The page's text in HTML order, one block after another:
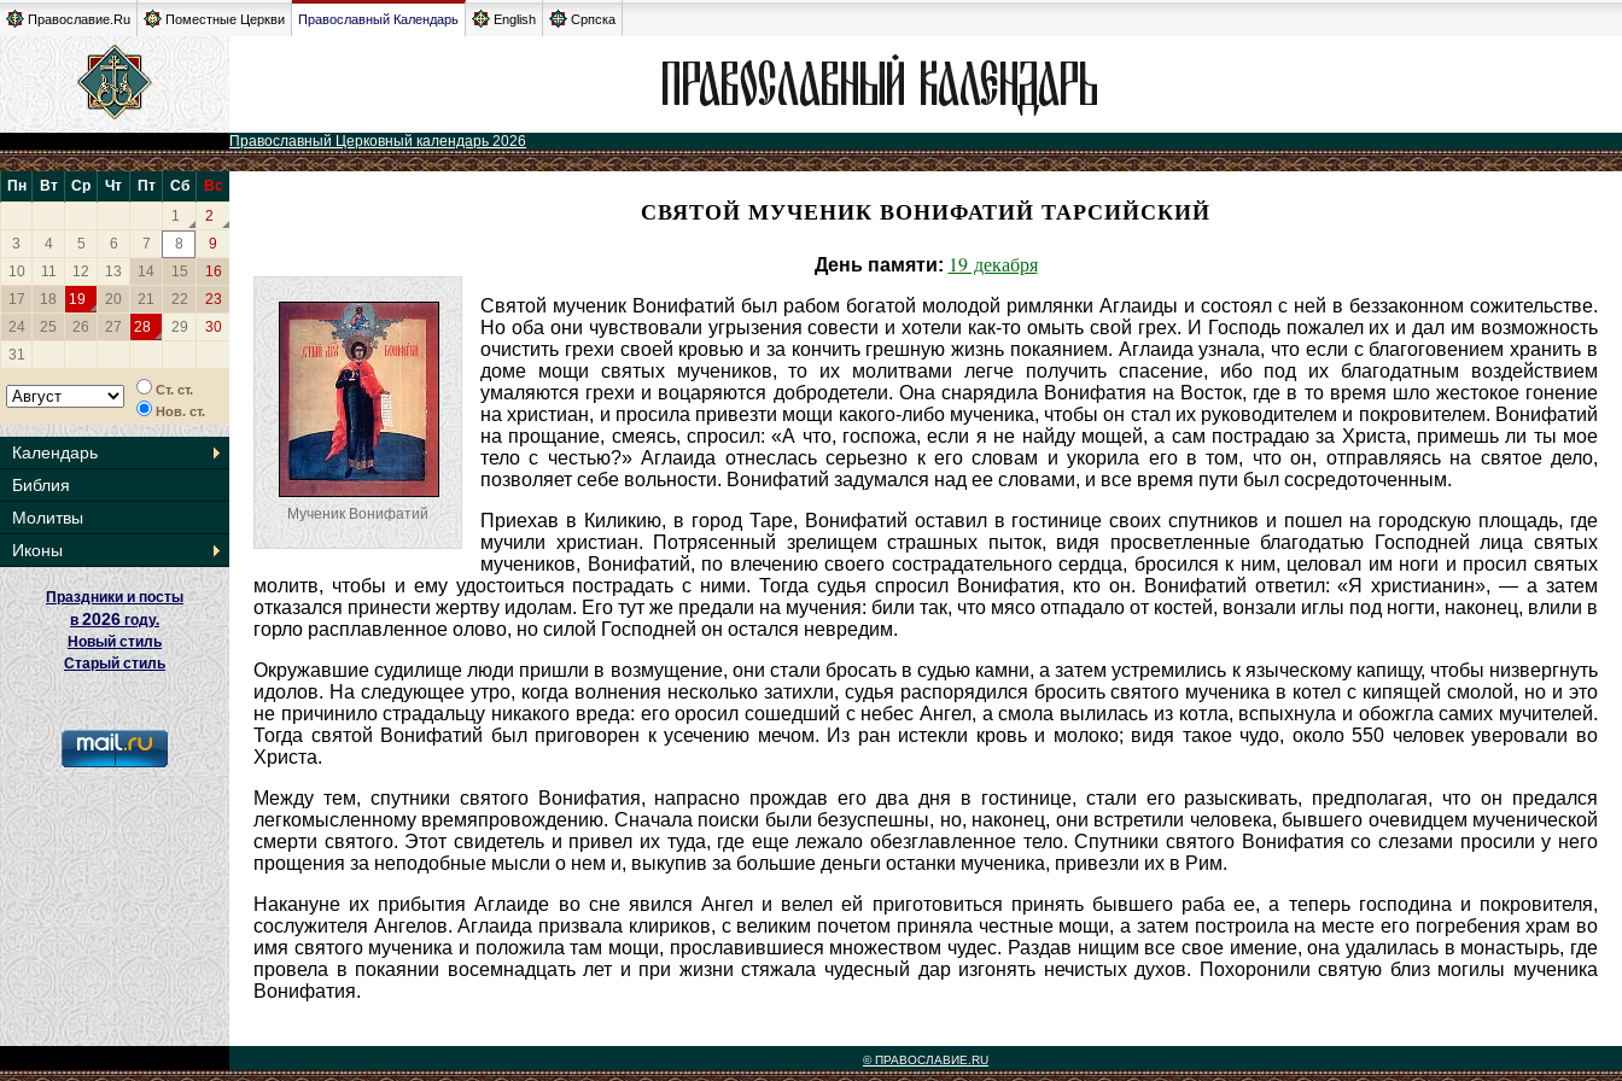
Православие.Ru Поместные Церкви Православный Календарь English Српска
Православный Церковный календарь 2026
Пн Вт Ср Чт Пт Сб
Вс
1
2
3
4 5 6 7 8
9
10
11 12 13 14 15
16
17
18 19 20 21 22
23
24
25 26 27 28 29
30
31
Ст. ст.
Нов. ст.
Календарь
Библия
Молитвы
Иконы
Праздники и посты
в 2026 году.
Новый стиль
Старый стиль
СВЯТОЙ МУЧЕНИК ВОНИФАТИЙ ТАРСИЙСКИЙ
День памяти: 19 декабря
Мученик Вонифатий
Святой мученик Вонифатий был рабом богатой молодой римлянки Аглаиды и состоял с ней в беззаконном сожительстве.
Но оба они чувствовали угрызения совести и хотели как-то омыть свой грех. И Господь пожалел их и дал им возможность
очистить грехи своей кровью и за кончить грешную жизнь покаянием. Аглаида узнала, что если с благоговением хранить в
доме мощи святых мучеников, то их молитвами легче получить спасение, ибо под их благодатным воздействием
умаляются грехи и воцаряются добродетели. Она снарядила Вонифатия на Восток, где в то время шло жестокое гонение
на христиан, и просила привезти мощи какого-либо мученика, чтобы он стал их руководителем и покровителем. Вонифатий
на прощание, смеясь, спросил: «А что, госпожа, если я не найду мощей, а сам пострадаю за Христа, примешь ли ты мое
тело с честью?» Аглаида отнеслась серьезно к его словам и укорила его в том, что он, отправляясь на святое дело,
позволяет себе вольности. Вонифатий задумался над ее словами, и все время пути был сосредоточенным.
Приехав в Киликию, в город Таре, Вонифатий оставил в гостинице своих спутников и пошел на городскую площадь, где
мучили христиан. Потрясенный зрелищем страшных пыток, видя просветленные благодатью Господней лица святых
мучеников, Вонифатий, по влечению своего сострадательного сердца, бросился к ним, целовал им ноги и просил святых
молитв, чтобы и ему удостоиться пострадать с ними. Тогда судья спросил Вонифатия, кто он. Вонифатий ответил: «Я христианин», — а затем
отказался принести жертву идолам. Его тут же предали на мучения: били так, что мясо отпадало от костей, вонзали иглы под ногти, наконец, влили в
горло расплавленное олово, но силой Господней он остался невредим.
Окружавшие судилище люди пришли в возмущение, они стали бросать в судью камни, а затем устремились к языческому капищу, чтобы низвергнуть
идолов. На следующее утро, когда волнения несколько затихли, судья распорядился бросить святого мученика в котел с кипящей смолой, но и это
не причинило страдальцу никакого вреда: его оросил сошедший с небес Ангел, а смола вылилась из котла, вспыхнула и обожгла самих мучителей.
Тогда святой Вонифатий был приговорен к усечению мечом. Из ран истекли кровь и молоко; видя такое чудо, около 550 человек уверовали во
Христа.
Между тем, спутники святого Вонифатия, напрасно прождав его два дня в гостинице, стали его разыскивать, предполагая, что он предался
легкомысленному времяпровождению. Сначала поиски были безуспешны, но, наконец, они встретили человека, бывшего очевидцем мученической
смерти святого. Этот свидетель и привел их туда, где еще лежало обезглавленное тело. Спутники святого Вонифатия со слезами просили у него
прощения за неподобные мысли о нем и, выкупив за большие деньги останки мученика, привезли их в Рим.
Накануне их прибытия Аглаиде во сне явился Ангел и велел ей приготовиться принять бывшего раба ее, а теперь господина и покровителя,
сослужителя Ангелов. Аглаида призвала клириков, с великим почетом приняла честные мощи, а затем построила на месте его погребения храм во
имя святого мученика и положила там мощи, прославившиеся множеством чудес. Раздав нищим все свое имение, она удалилась в монастырь, где
провела в покаянии восемнадцать лет и при жизни стяжала чудесный дар изгонять нечистых духов. Похоронили святую близ могилы мученика
Вонифатия.
© ПРАВОСЛАВИЕ.RU